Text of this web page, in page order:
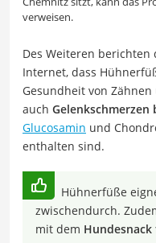
verweisen.
Des Weiteren
Internet, dass
Gesundheit von
auch Gelenkschmerzen
Glucosamin und
enthalten sind.
Hühnerfüße
zwischendurch.
mit dem